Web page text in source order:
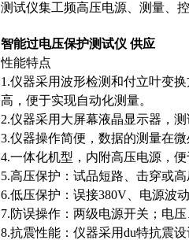
测试仪集工频高压电源、测量、
智能过电压保护测试仪 供应
性能特点
1.仪器采用波形检测和付立叶变
高，便于实现自动化测量。
2.仪器采用大屏幕液晶显示器，
3.仪器操作简便，数据的测量在
4.一体化机型，内附高压电源，
5.高压保护：试品短路、击穿或
6.低压保护：误接380V、电源波
7.防误操作：两级电源开关；电
8.抗震性能：仪器采用du特抗震